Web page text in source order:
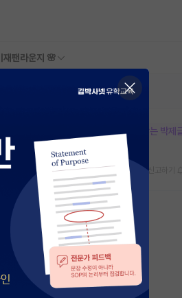
재팬라운지 🌸
본문이 수정되지 않는 박제
스크랩 신고하기